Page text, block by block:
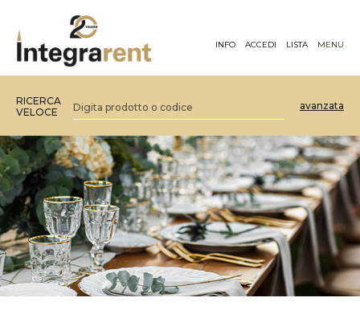
INFO ACCEDI LISTA MENU
RICERCA
VELOCE
avanzata